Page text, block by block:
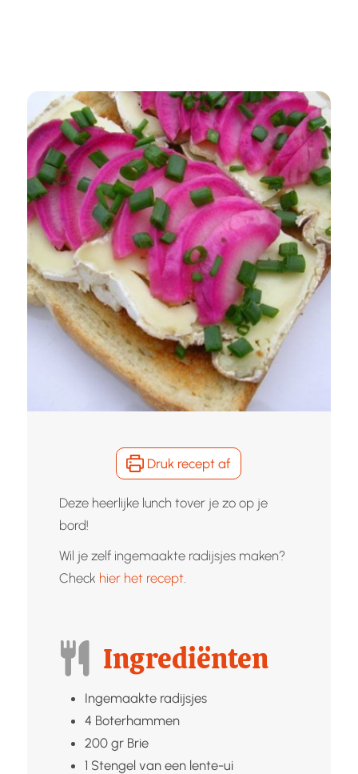
Druk recept af
Deze heerlijke lunch tover je zo op je
bord!
Wil je zelf ingemaakte radijsjes maken?
Check hier het recept.
Ingrediënten
Ingemaakte radijsjes
4 Boterhammen
200 gr Brie
1 Stengel van een lente-ui